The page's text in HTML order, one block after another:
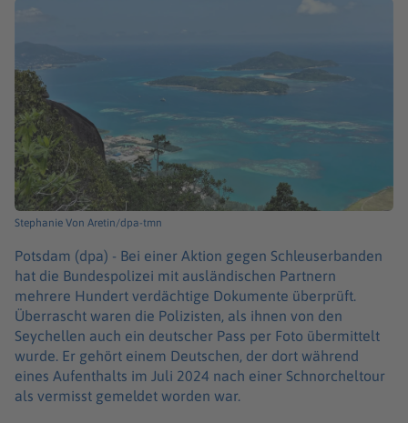
Stephanie Von Aretin/dpa-tmn
Potsdam (dpa) - Bei einer Aktion gegen Schleuserbanden
hat die Bundespolizei mit ausländischen Partnern
mehrere Hundert verdächtige Dokumente überprüft.
Überrascht waren die Polizisten, als ihnen von den
Seychellen auch ein deutscher Pass per Foto übermittelt
wurde. Er gehört einem Deutschen, der dort während
eines Aufenthalts im Juli 2024 nach einer Schnorcheltour
als vermisst gemeldet worden war.